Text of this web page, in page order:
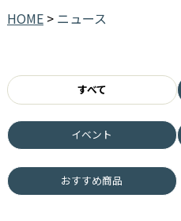
HOME> ニュース
すべて
イベント
おすすめ商品